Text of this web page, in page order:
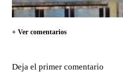
+ Ver comentarios
Deja el primer comentario